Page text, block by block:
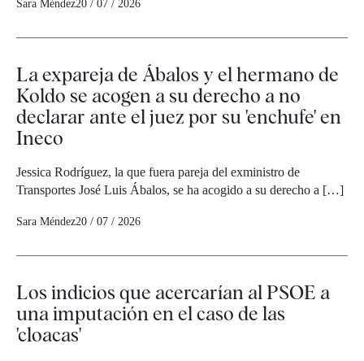
Sara Méndez20 / 07 / 2026
La expareja de Ábalos y el hermano de
Koldo se acogen a su derecho a no
declarar ante el juez por su 'enchufe' en
Ineco
Jessica Rodríguez, la que fuera pareja del exministro de
Transportes José Luis Ábalos, se ha acogido a su derecho a […]
Sara Méndez20 / 07 / 2026
Los indicios que acercarían al PSOE a
una imputación en el caso de las
'cloacas'